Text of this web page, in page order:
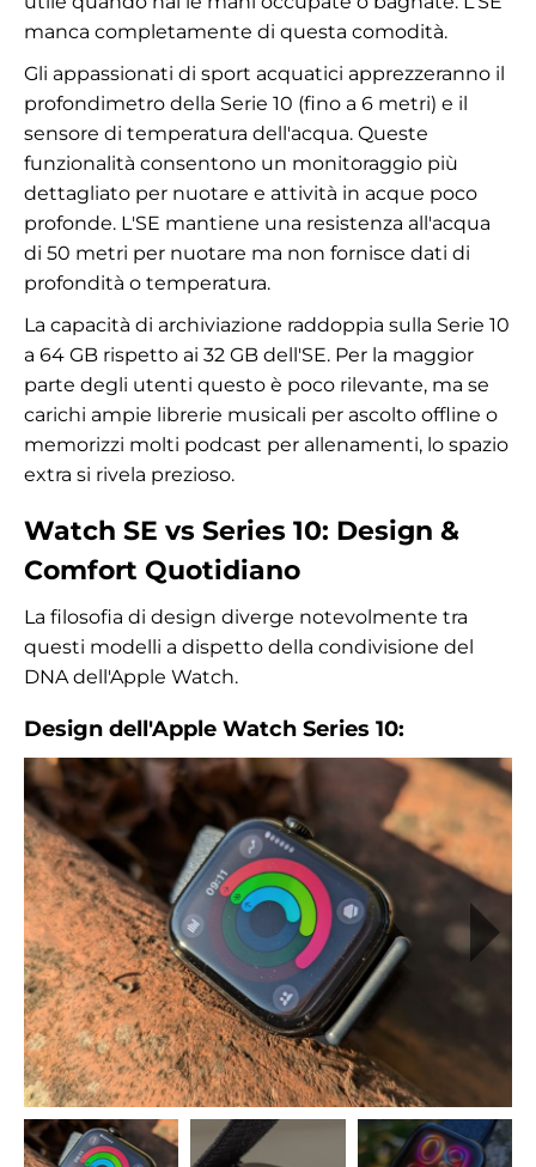
manca completamente di questa comodità.
Gli appassionati di sport acquatici apprezzeranno il
profondimetro della Serie 10 (fino a 6 metri) e il
sensore di temperatura dell'acqua. Queste
funzionalità consentono un monitoraggio più
dettagliato per nuotare e attività in acque poco
profonde. L'SE mantiene una resistenza all'acqua
di 50 metri per nuotare ma non fornisce dati di
profondità o temperatura.
La capacità di archiviazione raddoppia sulla Serie 10
a 64 GB rispetto ai 32 GB dell'SE. Per la maggior
parte degli utenti questo è poco rilevante, ma se
carichi ampie librerie musicali per ascolto offline o
memorizzi molti podcast per allenamenti, lo spazio
extra si rivela prezioso.
Watch SE vs Series 10: Design &
Comfort Quotidiano
La filosofia di design diverge notevolmente tra
questi modelli a dispetto della condivisione del
DNA dell'Apple Watch.
Design dell'Apple Watch Series 10: